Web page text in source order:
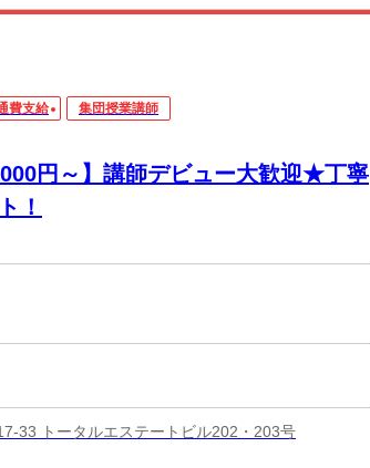
費支給 集団授業講師
円～】講師デビュー大歓迎★丁寧
！
33 トータルエステートビル202・203号